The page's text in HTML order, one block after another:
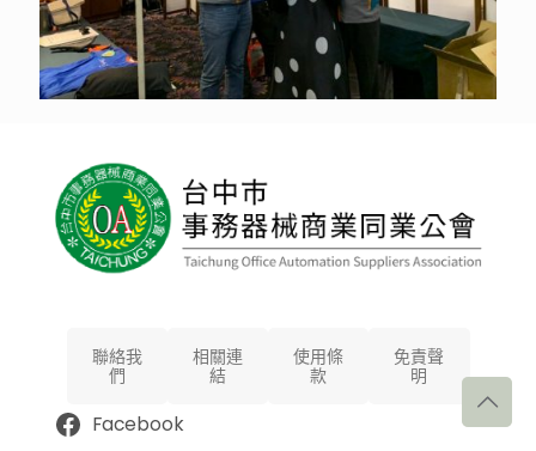
聯絡我
們
相關連
結
使用條
款
免責聲
明
Facebook